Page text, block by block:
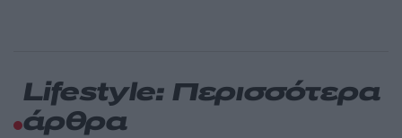
Lifestyle: Περισσότερα
άρθρα